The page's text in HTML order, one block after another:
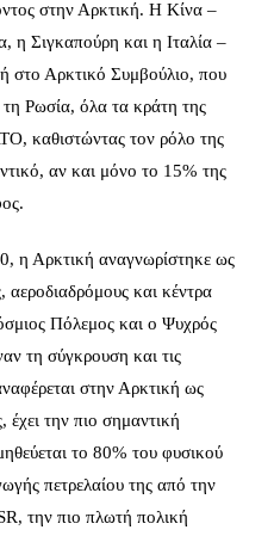
στην Αρκτική. Η Κίνα –
η Σιγκαπούρη και η Ιταλία –
στο Αρκτικό Συμβούλιο, που
Ρωσία, όλα τα κράτη της
καθιστώντας τον ρόλο της
αν και μόνο το 15% της
η Αρκτική αναγνωρίστηκε ως
αεροδιαδρόμους και κέντρα
Πόλεμος και ο Ψυχρός
τη σύγκρουση και τις
στην Αρκτική ως
έχει την πιο σημαντική
το 80% του φυσικού
πετρελαίου της από την
την πιο πλωτή πολική